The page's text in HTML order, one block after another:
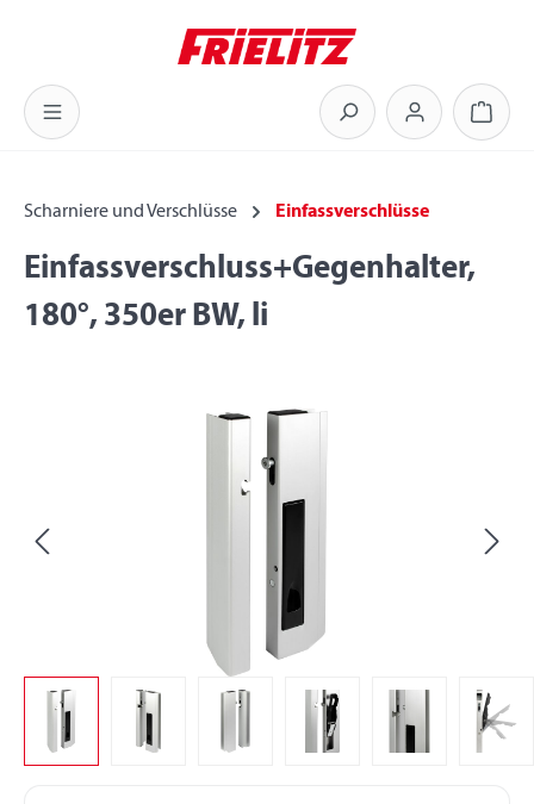
Zum Hauptinhalt springen
Scharniere und Verschlüsse Einfassverschlüsse
Einfassverschluss+Gegenhalter,
180°, 350er BW, li
Bildergalerie überspringen